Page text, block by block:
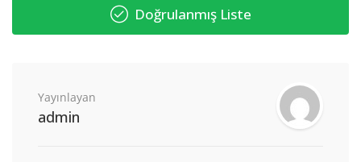
Doğrulanmış Liste
Yayınlayan
admin